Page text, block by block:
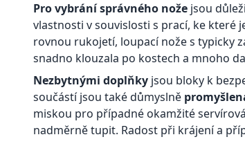
Pro vybrání správného nože jsou
vlastnosti v souvislosti s prací, ke které
rovnou rukojetí, loupací nože s typicky
snadno klouzala po kostech a mnoho
Nezbytnými doplňky jsou bloky k
součástí jsou také důmyslně
miskou pro případné okamžité
nadměrně tupit. Radost při krájení a